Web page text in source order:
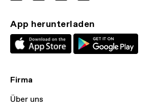
App herunterladen
Firma
Über uns